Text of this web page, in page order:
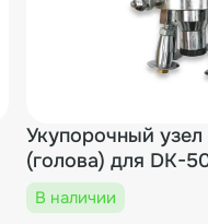
Укупорочный
(голова) для DK-
В наличии